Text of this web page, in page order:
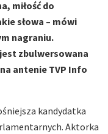
miłość do
słowa – mówi
nagraniu.
zbulwersowana
antenie TVP Info
kandydatka
Aktorka